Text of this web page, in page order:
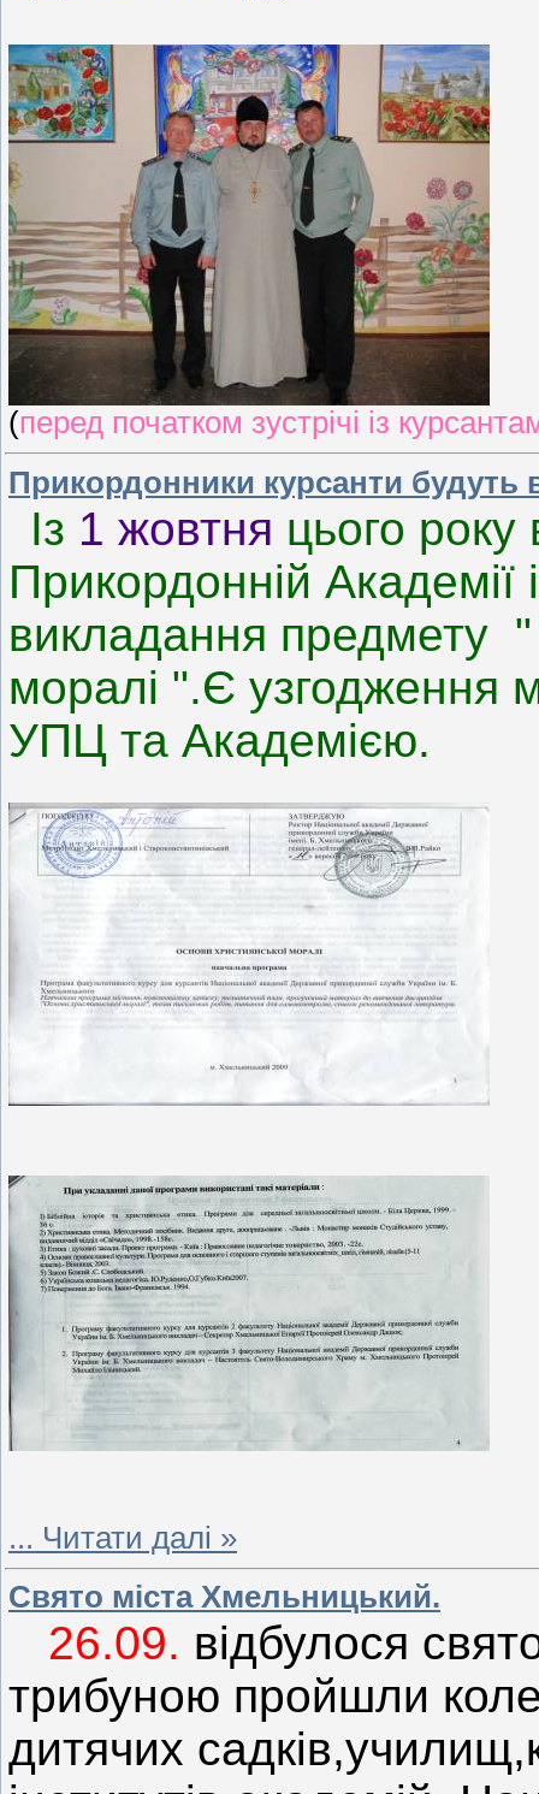
(перед початком зустрічі із
Прикордонники курсанти будуть
Із 1 жовтня цього року
Прикордонній
викладання предмету
моралі ".Є узгодження
УПЦ та Академією.
... Читати далі »
Свято міста Хмельницький.
26.09. відбулося
трибуною пройшли
дитячих